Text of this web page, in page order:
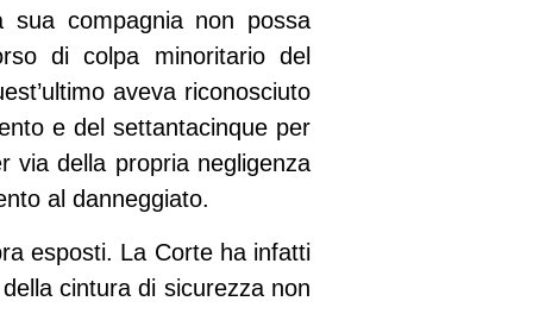
compagnia non possa
di colpa minoritario del
aveva riconosciuto
e del settantacinque per
via della propria negligenza
al danneggiato.
esposti. La Corte ha infatti
cintura di sicurezza non